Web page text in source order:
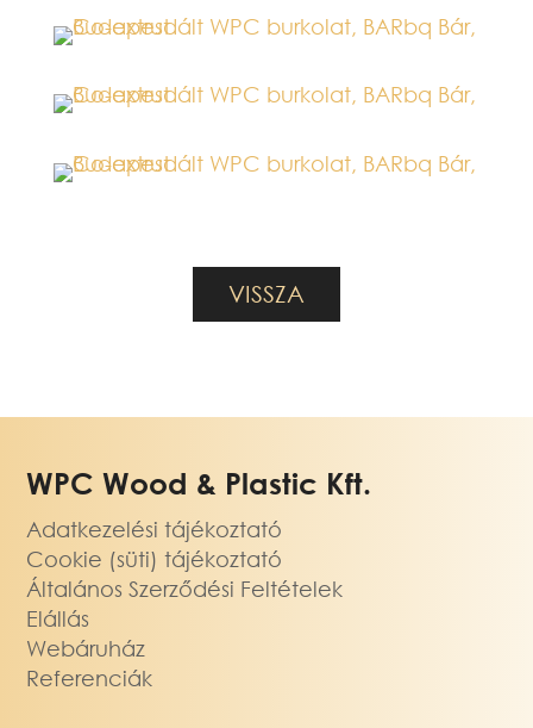
WPC Wood & Plastic Kft.
Adatkezelési tájékoztató
Cookie (süti) tájékoztató
Általános Szerződési Feltételek
Elállás
Webáruház
Referenciák